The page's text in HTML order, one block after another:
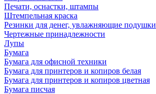
Печати, оснастки, штампы
Штемпельная краска
Резинки для денег, увлажняющие подушки
Чертежные принадлежности
Лупы
Бумага
Бумага для офисной техники
Бумага для принтеров и копиров белая
Бумага для принтеров и копиров цветная
Бумага писчая